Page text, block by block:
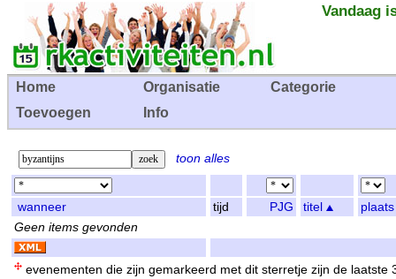
Vandaag
Home Organisatie
Categorie
Toevoegen
Info
toon alles
wanneer tijd PJG titel
plaats
Geen items gevonden
evenementen die zijn gemarkeerd met dit sterretje zijn de laatste